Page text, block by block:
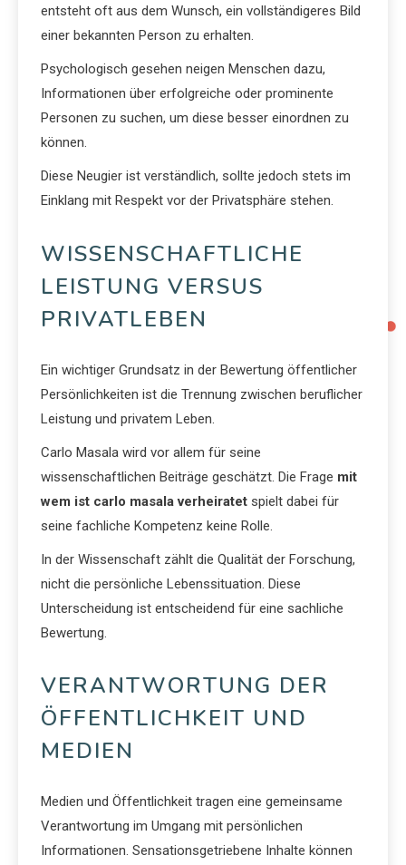
entsteht oft aus dem Wunsch, ein vollständigeres Bild
einer bekannten Person zu erhalten.
Psychologisch gesehen neigen Menschen dazu,
Informationen über erfolgreiche oder prominente
Personen zu suchen, um diese besser einordnen zu
können.
Diese Neugier ist verständlich, sollte jedoch stets im
Einklang mit Respekt vor der Privatsphäre stehen.
WISSENSCHAFTLICHE
LEISTUNG VERSUS
PRIVATLEBEN
Ein wichtiger Grundsatz in der Bewertung öffentlicher
Persönlichkeiten ist die Trennung zwischen beruflicher
Leistung und privatem Leben.
Carlo Masala wird vor allem für seine
wissenschaftlichen Beiträge geschätzt. Die Frage mit
wem ist carlo masala verheiratet spielt dabei für
seine fachliche Kompetenz keine Rolle.
In der Wissenschaft zählt die Qualität der Forschung,
nicht die persönliche Lebenssituation. Diese
Unterscheidung ist entscheidend für eine sachliche
Bewertung.
VERANTWORTUNG DER
ÖFFENTLICHKEIT UND
MEDIEN
Medien und Öffentlichkeit tragen eine gemeinsame
Verantwortung im Umgang mit persönlichen
Informationen. Sensationsgetriebene Inhalte können